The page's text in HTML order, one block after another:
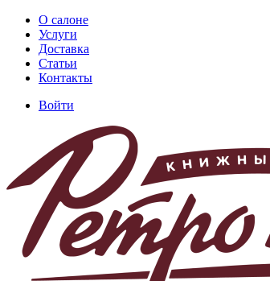
Перейти
основному
содержанию
Основная
навигация
О салоне
Услуги
Доставка
Статьи
Контакты
учётной
записи
пользователя
Войти